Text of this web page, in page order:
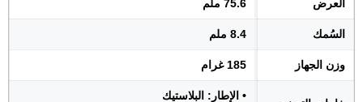
العرض 75.6 ملم
السُمك 8.4 ملم
وزن الجهاز 185 غرام
• الإطار: البلاستيك